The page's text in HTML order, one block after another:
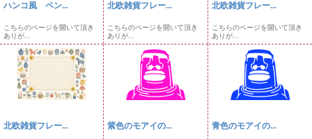
ハンコ風 ペン...
こちらのページを開いて頂き
ありが...
北欧雑貨フレー...
こちらのページを開いて頂き
ありが...
北欧雑貨フレー...
こちらのページを開いて頂き
ありが...
北欧雑貨フレー... 紫色のモアイの... 青色のモアイの...